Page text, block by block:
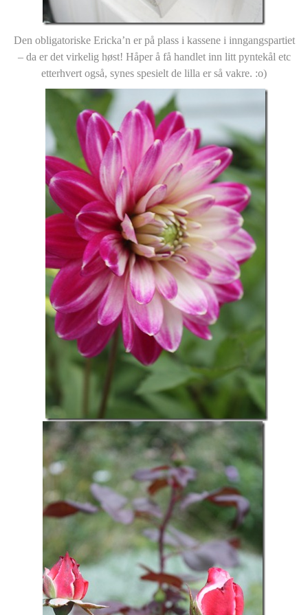
Den obligatoriske Ericka’n er på plass i kassene i inngangspartiet
– da er det virkelig høst! Håper å få handlet inn litt pyntekål etc
etterhvert også, synes spesielt de lilla er så vakre. :o)